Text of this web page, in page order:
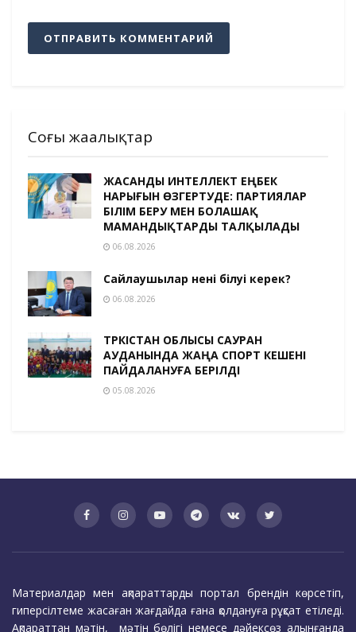
Соңғы жаңалықтар
ЖАСАНДЫ ИНТЕЛЛЕКТ ЕҢБЕК
НАРЫҒЫН ӨЗГЕРТУДЕ: ПАРТИЯЛАР
БІЛІМ БЕРУ МЕН БОЛАШАҚ
МАМАНДЫҚТАРДЫ ТАЛҚЫЛАДЫ
06.08.2026
Сайлаушылар нені білуі керек?
06.08.2026
ТҮРКІСТАН ОБЛЫСЫ САУРАН
АУДАНЫНДА ЖАҢА СПОРТ КЕШЕНІ
ПАЙДАЛАНУҒА БЕРІЛДІ
05.08.2026
Материалдар мен ақпараттарды портал брендін көрсетіп,
гиперсілтеме жасаған жағдайда ғана қолдануға рұқсат етіледі.
Ақпараттан мәтін, мәтін бөлігі немесе дәйексөз алынғанда